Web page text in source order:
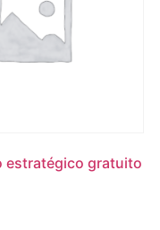
estratégico gratuito